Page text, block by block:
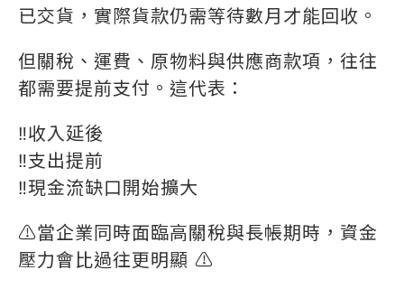
已交貨，實際貨款仍需等待數月才能回收。
但關稅、運費、原物料與供應商款項，往往
都需要提前支付。這代表：
‼️收入延後
‼️支出提前
‼️現金流缺口開始擴大
⚠️當企業同時面臨高關稅與長帳期時，資金
壓力會比過往更明顯 ⚠️